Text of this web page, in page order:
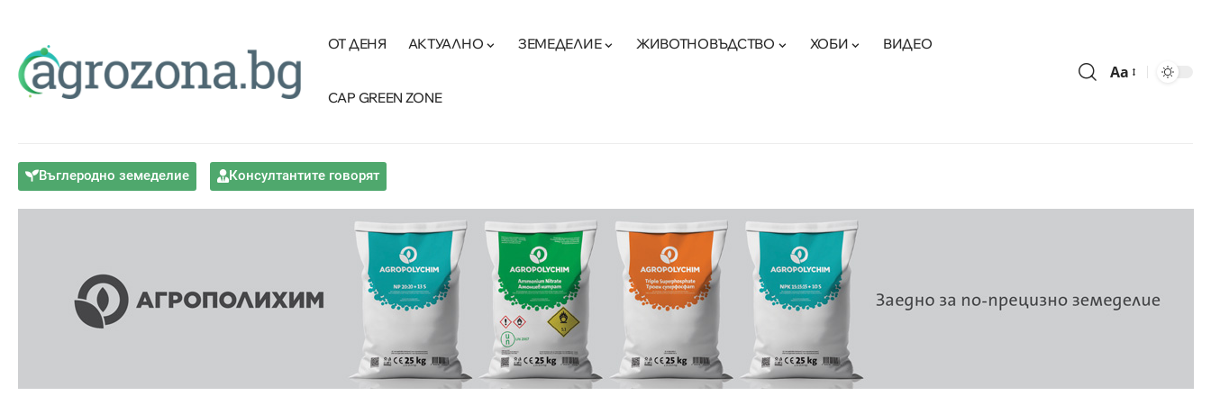
ОТ ДЕНЯ АКТУАЛНО ЗЕМЕДЕЛИЕ ЖИВОТНОВЪДСТВО ХОБИ ВИДЕО
CAP GREEN ZONE
Aa
Въглеродно земеделие Консултантите говорят